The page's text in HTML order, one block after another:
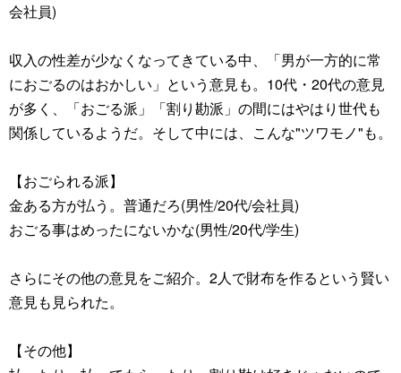
会社員)
収入の性差が少なくなってきている中、「男が一方的に常
におごるのはおかしい」という意見も。10代・20代の意見
が多く、「おごる派」「割り勘派」の間にはやはり世代も
関係しているようだ。そして中には、こんな"ツワモノ"も。
【おごられる派】
金ある方が払う。普通だろ(男性/20代/会社員)
おごる事はめったにないかな(男性/20代/学生)
さらにその他の意見をご紹介。2人で財布を作るという賢い
意見も見られた。
【その他】